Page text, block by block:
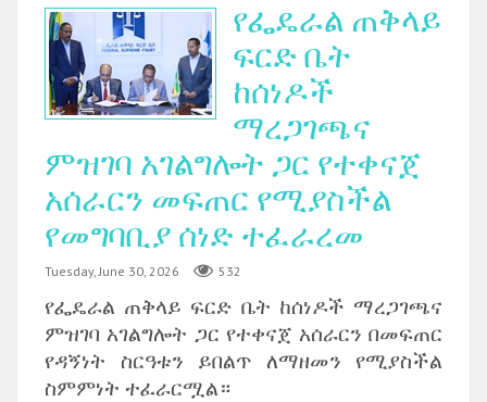
የፌዴራል ጠቅላይ
ፍርድ ቤት
ከሰነዶች
ማረጋገጫና
ምዝገባ አገልግሎት ጋር የተቀናጀ
አሰራርን መፍጠር የሚያስችል
የመግባቢያ ሰነድ ተፈራረመ
Tuesday, June 30, 2026 532
‎የፌዴራል ጠቅላይ ፍርድ ቤት ከሰነዶች ማረጋገጫና
ምዝገባ አገልግሎት ጋር የተቀናጀ አሰራርን በመፍጠር
የዳኝነት ስርዓቱን ይበልጥ ለማዘመን የሚያስችል
ስምምነት ተፈራርሟል።